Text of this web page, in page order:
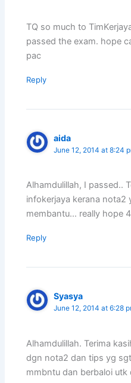
TQ so much to
passed the exam. hope
pac
Reply
aida
June 12, 2014 at 8:24
Alhamdulillah, I passed..
infokerjaya kerana nota2
membantu… really hope
Reply
Syasya
June 12, 2014 at 6:28
Alhamdulillah. Terima
dgn nota2 dan tips yg
mmbntu dan berbaloi utk